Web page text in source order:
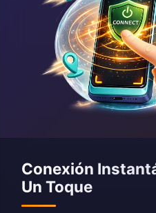
Conexión
Un Toque